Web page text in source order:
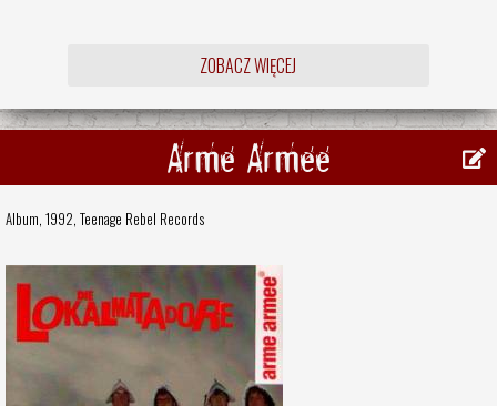
ZOBACZ WIĘCEJ
Arme Armee
Album, 1992, Teenage Rebel Records